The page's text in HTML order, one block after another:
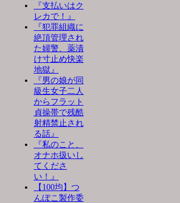
『支払いはク
レカで！』
『犯罪組織に
絶頂管理され
た婦警、薬漬
け寸止め快楽
地獄』
『男の娘が同
級生女子二人
からフラット
貞操帯で残酷
射精禁止され
る話』
『私のこと、
オナホ扱いし
てくださ
い！』
【100均】つ
んぽこ製作委